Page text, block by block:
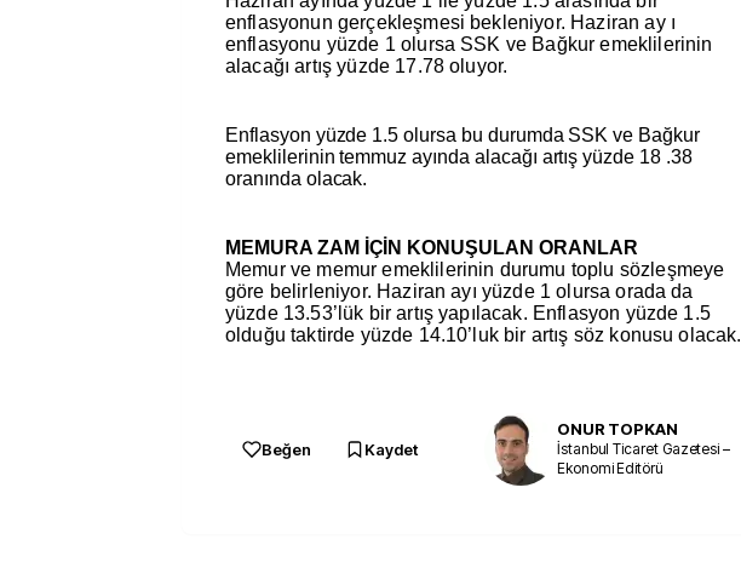
enflasyonun gerçekleşmesi bekleniyor. Haziran ay ı
enflasyonu yüzde 1 olursa SSK ve Bağkur emeklilerinin
alacağı artış yüzde 17.78 oluyor.
Enflasyon yüzde 1.5 olursa bu durumda SSK ve Bağkur
emeklilerinin temmuz ayında alacağı artış yüzde 18 .38
oranında olacak.
MEMURA ZAM İÇİN KONUŞULAN ORANLAR
Memur ve memur emeklilerinin durumu toplu sözleşmeye
göre belirleniyor. Haziran ayı yüzde 1 olursa orada da
yüzde 13.53’lük bir artış yapılacak. Enflasyon yüzde 1.5
olduğu taktirde yüzde 14.10’luk bir artış söz konusu olacak.
Beğen Kaydet
ONUR TOPKAN
İstanbul Ticaret Gazetesi –
Ekonomi Editörü